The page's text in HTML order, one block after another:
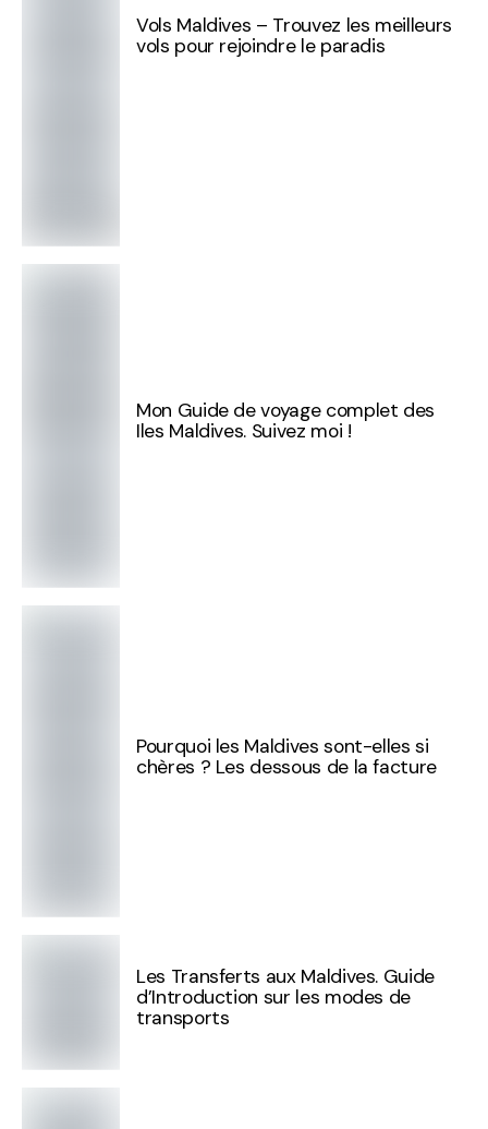
Vols Maldives – Trouvez les meilleurs
vols pour rejoindre le paradis
Mon Guide de voyage complet des
Iles Maldives. Suivez moi !
Pourquoi les Maldives sont-elles si
chères ? Les dessous de la facture
Les Transferts aux Maldives. Guide
d’Introduction sur les modes de
transports